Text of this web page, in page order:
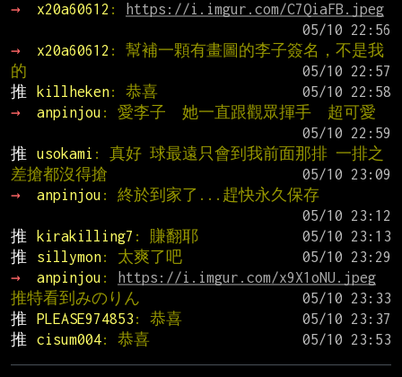
→
x20a60612 :
https://i.imgur.com/C7QiaFB.jpeg
→
x20a60612 : 幫補一顆有畫圖的李子簽名，不是我
的
推
killheken: 恭喜
→
anpinjou : 愛李子  她一直跟觀眾揮手  超可愛
推
usokami : 真好 球最遠只會到我前面那排 一排之
差搶都沒得搶
→
anpinjou : 終於到家了...趕快永久保存
推
kirakilling7 : 賺翻耶
推
sillymon: 太爽了吧
→
anpinjou :
https://i.imgur.com/x9X1oNU.jpeg
推特看到みのりん
推
PLEASE974853 : 恭喜
推
cisum004: 恭喜